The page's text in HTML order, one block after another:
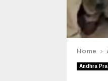
Home
Andhra